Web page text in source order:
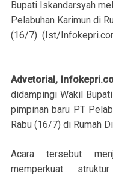
Bupati Iskandarsyah
Pelabuhan Karimun di
(16/7) (Ist/
Advetorial,
didampingi Wakil
pimpinan baru PT
Rabu (16/7) di Rumah
Acara tersebut
memperkuat